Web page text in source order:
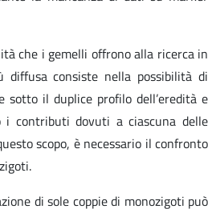
che i gemelli offrono alla ricerca in
diffusa consiste nella possibilità di
sotto il duplice profilo dell’eredità e
i contributi dovuti a ciascuna delle
scopo, è necessario il confronto
di sole coppie di monozigoti può